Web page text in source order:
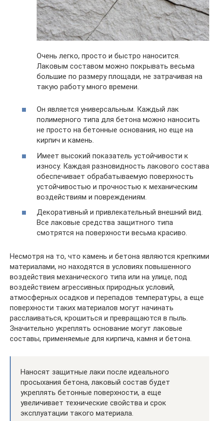
Очень легко, просто и быстро наносится.
Лаковым составом можно покрывать весьма
большие по размеру площади, не затрачивая на
такую работу много времени.
Он является универсальным. Каждый лак
полимерного типа для бетона можно наносить
не просто на бетонные основания, но еще на
кирпич и камень.
Имеет высокий показатель устойчивости к
износу. Каждая разновидность лакового состава
обеспечивает обрабатываемую поверхность
устойчивостью и прочностью к механическим
воздействиям и повреждениям.
Декоративный и привлекательный внешний вид.
Все лаковые средства защитного типа
смотрятся на поверхности весьма красиво.
Несмотря на то, что камень и бетона являются крепкими
материалами, но находятся в условиях повышенного
воздействия механического типа или на улице, под
воздействием агрессивных природных условий,
атмосферных осадков и перепадов температуры, а еще
поверхности таких материалов могут начинать
расслаиваться, крошиться и превращаются в пыль.
Значительно укреплять основание могут лаковые
составы, применяемые для кирпича, камня и бетона.
Наносят защитные лаки после идеального
просыхания бетона, лаковый состав будет
укреплять бетонные поверхности, а еще
увеличивает технические свойства и срок
эксплуатации такого материала.